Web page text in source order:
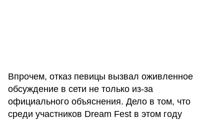
Впрочем, отказ певицы вызвал оживленное
обсуждение в сети не только из-за
официального объяснения. Дело в том, что
среди участников Dream Fest в этом году